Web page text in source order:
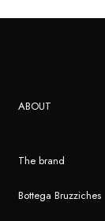
ABOUT
The brand
Bottega Bruzziches